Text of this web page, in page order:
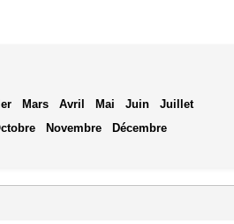
Mars Avril Mai Juin
Juillet
Novembre Décembre